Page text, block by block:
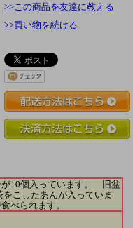
>>この商品を友達に教える
>>買い物を続ける
10個入っています。 旧盆
こしたあんが入っていま
べられます。